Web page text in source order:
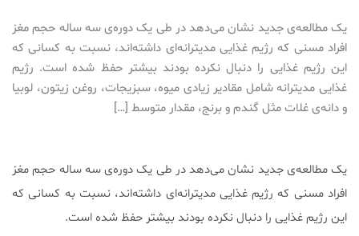
یک مطالعه‌‌ی جدید نشان می‌دهد در طی یک دوره‌ی سه ساله حجم مغز
افراد مسنی که رژیم غذایی مدیترانه‌ای داشته‌اند، نسبت به کسانی که
این رژیم غذایی را دنبال نکرده بودند بیشتر حفظ شده است. رژیم
غذایی مدیترانه شامل مقادیر زیادی میوه، سبزیجات، روغن زیتون، لوبیا
و دانه‌ی غلات مثل گندم و برنج، مقدار متوسط […]
یک مطالعه‌‌ی جدید نشان می‌دهد در طی یک دوره‌ی سه ساله حجم مغز
افراد مسنی که رژیم غذایی مدیترانه‌ای داشته‌اند، نسبت به کسانی که
این رژیم غذایی را دنبال نکرده بودند بیشتر حفظ شده است.